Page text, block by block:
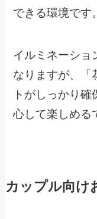
できる環境です。
イルミネーショ
なりますが、「
トがしっかり
心して楽しめる
カップル向け